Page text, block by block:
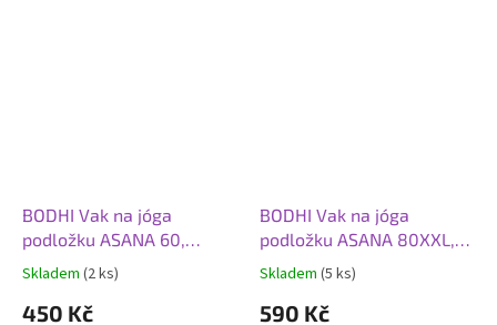
BODHI Vak na jóga
podložku ASANA 60,
tmavě modrá
Skladem (2 ks)
450 Kč
BODHI Vak na jóga
podložku ASANA 80XXL,
šedá
Skladem (5 ks)
590 Kč